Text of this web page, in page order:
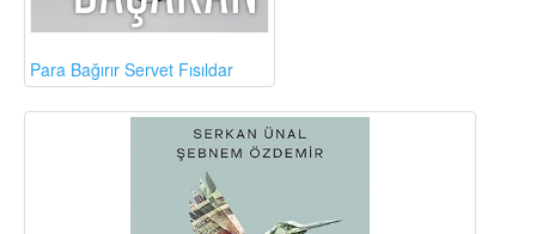
Para Bağırır Servet Fısıldar